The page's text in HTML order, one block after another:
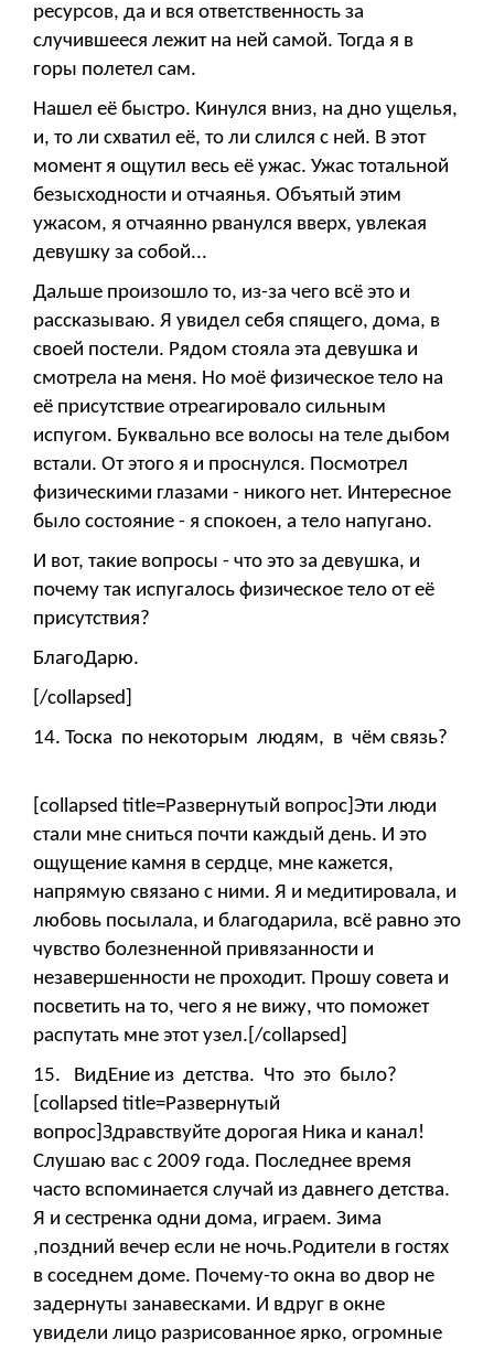
ресурсов, да и вся ответственность за
случившееся лежит на ней самой. Тогда я в
горы полетел сам.
Нашел её быстро. Кинулся вниз, на дно ущелья,
и, то ли схватил её, то ли слился с ней. В этот
момент я ощутил весь её ужас. Ужас тотальной
безысходности и отчаянья. Объятый этим
ужасом, я отчаянно рванулся вверх, увлекая
девушку за собой...
Дальше произошло то, из-за чего всё это и
рассказываю. Я увидел себя спящего, дома, в
своей постели. Рядом стояла эта девушка и
смотрела на меня. Но моё физическое тело на
её присутствие отреагировало сильным
испугом. Буквально все волосы на теле дыбом
встали. От этого я и проснулся. Посмотрел
физическими глазами - никого нет. Интересное
было состояние - я спокоен, а тело напугано.
И вот, такие вопросы - что это за девушка, и
почему так испугалось физическое тело от её
присутствия?
БлагоДарю.
[/collapsed]
14. Тоска по некоторым людям, в чём связь?
[collapsed title=Развернутый вопрос]Эти люди
стали мне сниться почти каждый день. И это
ощущение камня в сердце, мне кажется,
напрямую связано с ними. Я и медитировала, и
любовь посылала, и благодарила, всё равно это
чувство болезненной привязанности и
незавершенности не проходит. Прошу совета и
посветить на то, чего я не вижу, что поможет
распутать мне этот узел.[/collapsed]
15. ВидЕние из детства. Что это было?
[collapsed title=Развернутый
вопрос]Здравствуйте дорогая Ника и канал!
Слушаю вас с 2009 года. Последнее время
часто вспоминается случай из давнего детства.
Я и сестренка одни дома, играем. Зима
,поздний вечер если не ночь.Родители в гостях
в соседнем доме. Почему-то окна во двор не
задернуты занавесками. И вдруг в окне
увидели лицо разрисованное ярко, огромные